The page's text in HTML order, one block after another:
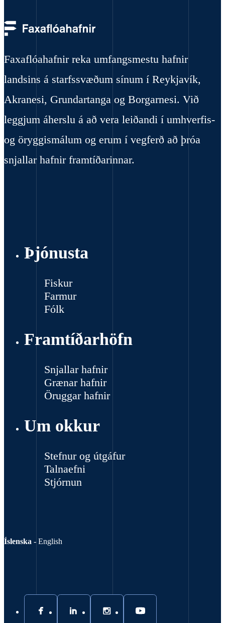
Faxaflóahafnir reka umfangsmestu hafnir
landsins á starfssvæðum sínum í Reykjavík,
Akranesi, Grundartanga og Borgarnesi. Við
leggjum áherslu á að vera leiðandi í umhverfis-
og öryggismálum og erum í vegferð að þróa
snjallar hafnir framtíðarinnar.
Þjónusta
Fiskur
Farmur
Fólk
Framtíðarhöfn
Snjallar hafnir
Grænar hafnir
Öruggar hafnir
Um okkur
Stefnur og útgáfur
Talnaefni
Stjórnun
Íslenska - English